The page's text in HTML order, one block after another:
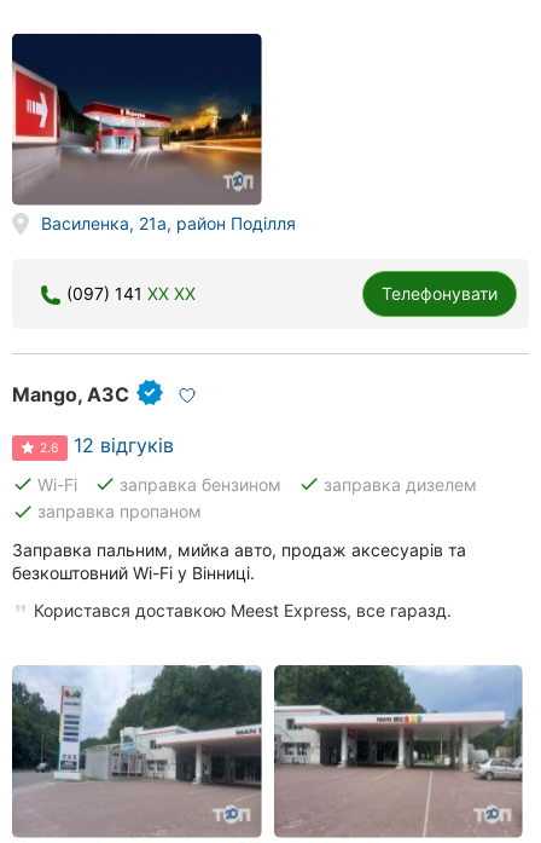
Василенка, 21а, район Поділля
(097) 141 XX XX Телефонувати
Mango, АЗС
2.6 12 відгуків
done Wi-Fi done заправка бензином done заправка дизелем
done заправка пропаном
Заправка пальним, мийка авто, продаж аксесуарів та
безкоштовний Wi-Fi у Вінниці.
Користався доставкою Meest Express, все гаразд.